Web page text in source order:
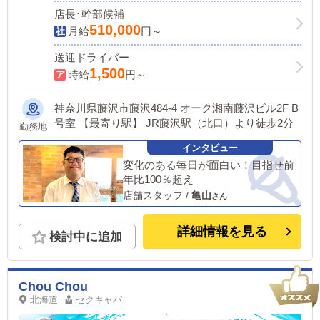
店長･幹部候補
月給510,000円～
送迎ドライバー
時給1,500円～
勤務地
神奈川県藤沢市藤沢484-4 オーク湘南藤沢ビル2F B
号室 【最寄り駅】 JR藤沢駅（北口）より徒歩2分
変化のある毎日が面白い！目指せ前
年比100％超え
店舗スタッフ / 亀山
検討中に追加 詳細情報を見る
Chou Chou
北海道 セクキャバ